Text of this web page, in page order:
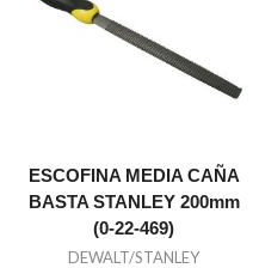
ESCOFINA MEDIA CAÑA
BASTA STANLEY 200mm
(0-22-469)
DEWALT/STANLEY